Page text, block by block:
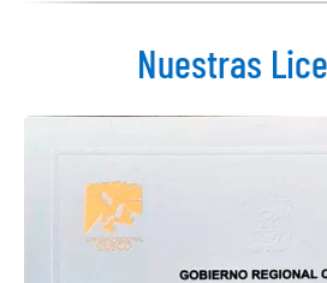
Nuestras